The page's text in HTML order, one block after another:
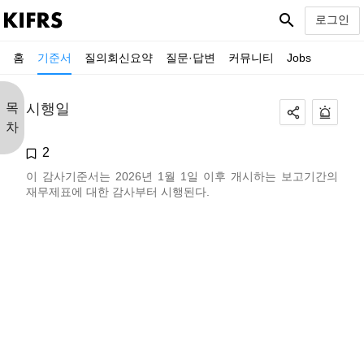
홈 기준서 질의회신요약 질문·답변 커뮤니티 Jobs
search 로그인
목
차
시행일
2
이 감사기준서는 2026년 1월 1일 이후 개시하는 보고기간의
재무제표에 대한 감사부터 시행된다.